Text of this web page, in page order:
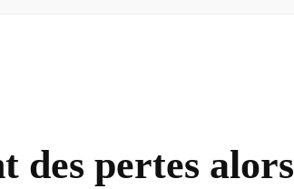
des pertes alors